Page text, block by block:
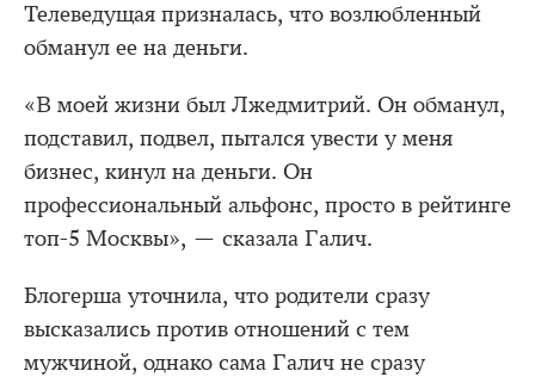
Телеведущая призналась, что возлюбленный
обманул ее на деньги.
«В моей жизни был Лжедмитрий. Он обманул,
подставил, подвел, пытался увести у меня
бизнес, кинул на деньги. Он
профессиональный альфонс, просто в рейтинге
топ-5 Москвы», — сказала Галич.
Блогерша уточнила, что родители сразу
высказались против отношений с тем
мужчиной, однако сама Галич не сразу